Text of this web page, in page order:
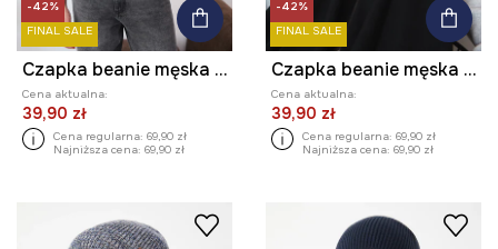
-42%
FINAL SALE
Czapka beanie męska prążkowana
Cena aktualna:
39,90 zł
Cena regularna: 69,90 zł
Najniższa cena: 69,90 zł
-42%
FINAL SALE
Czapka beanie męska prążkowana
Cena aktualna:
39,90 zł
Cena regularna: 69,90 zł
Najniższa cena: 69,90 zł